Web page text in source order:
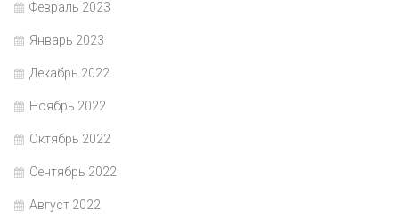
Февраль 2023
Январь 2023
Декабрь 2022
Ноябрь 2022
Октябрь 2022
Сентябрь 2022
Август 2022